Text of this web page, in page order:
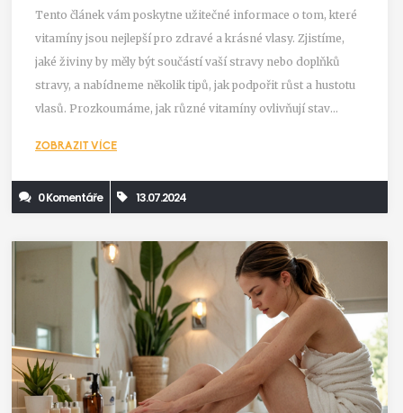
Tento článek vám poskytne užitečné informace o tom, které
vitamíny jsou nejlepší pro zdravé a krásné vlasy. Zjistíme,
jaké živiny by měly být součástí vaší stravy nebo doplňků
stravy, a nabídneme několik tipů, jak podpořit růst a hustotu
vlasů. Prozkoumáme, jak různé vitamíny ovlivňují stav
ZOBRAZIT VÍCE
0 Komentáře 13.07.2024